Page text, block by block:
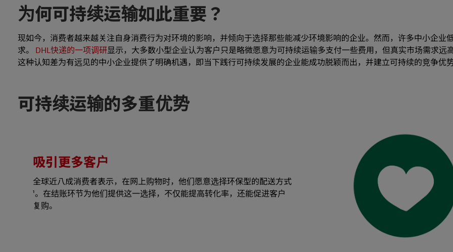
为何可持续运输如此重要？
现如今，消费者越来越关注自身消费行为对环境的影响，并倾向于选择那些能减少环境影响的企业。然而，许多中小企业
求。 DHL快递的一项调研显示，大多数小型企业认为客户只是略微愿意为可持续运输多支付一些费用，但真实市场需求远
这种认知差为有远见的中小企业提供了明确机遇，即当下践行可持续发展的企业能成功脱颖而出，并建立可持续的竞争优势
可持续运输的多重优势
吸引更多客户
全球近八成消费者表示，在网上购物时，他们愿意选择环保型的配送方式
¹。在结账环节为他们提供这一选择，不仅能提高转化率，还能促进客户
复购。